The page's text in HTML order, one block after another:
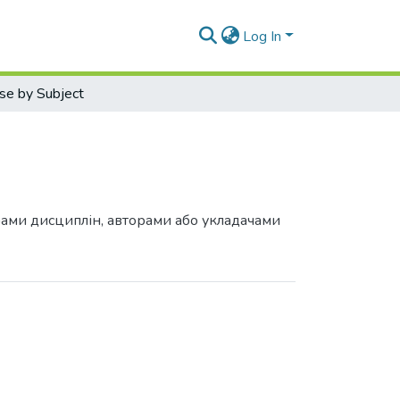
Log In
by Subject
дисциплін, авторами або укладачами